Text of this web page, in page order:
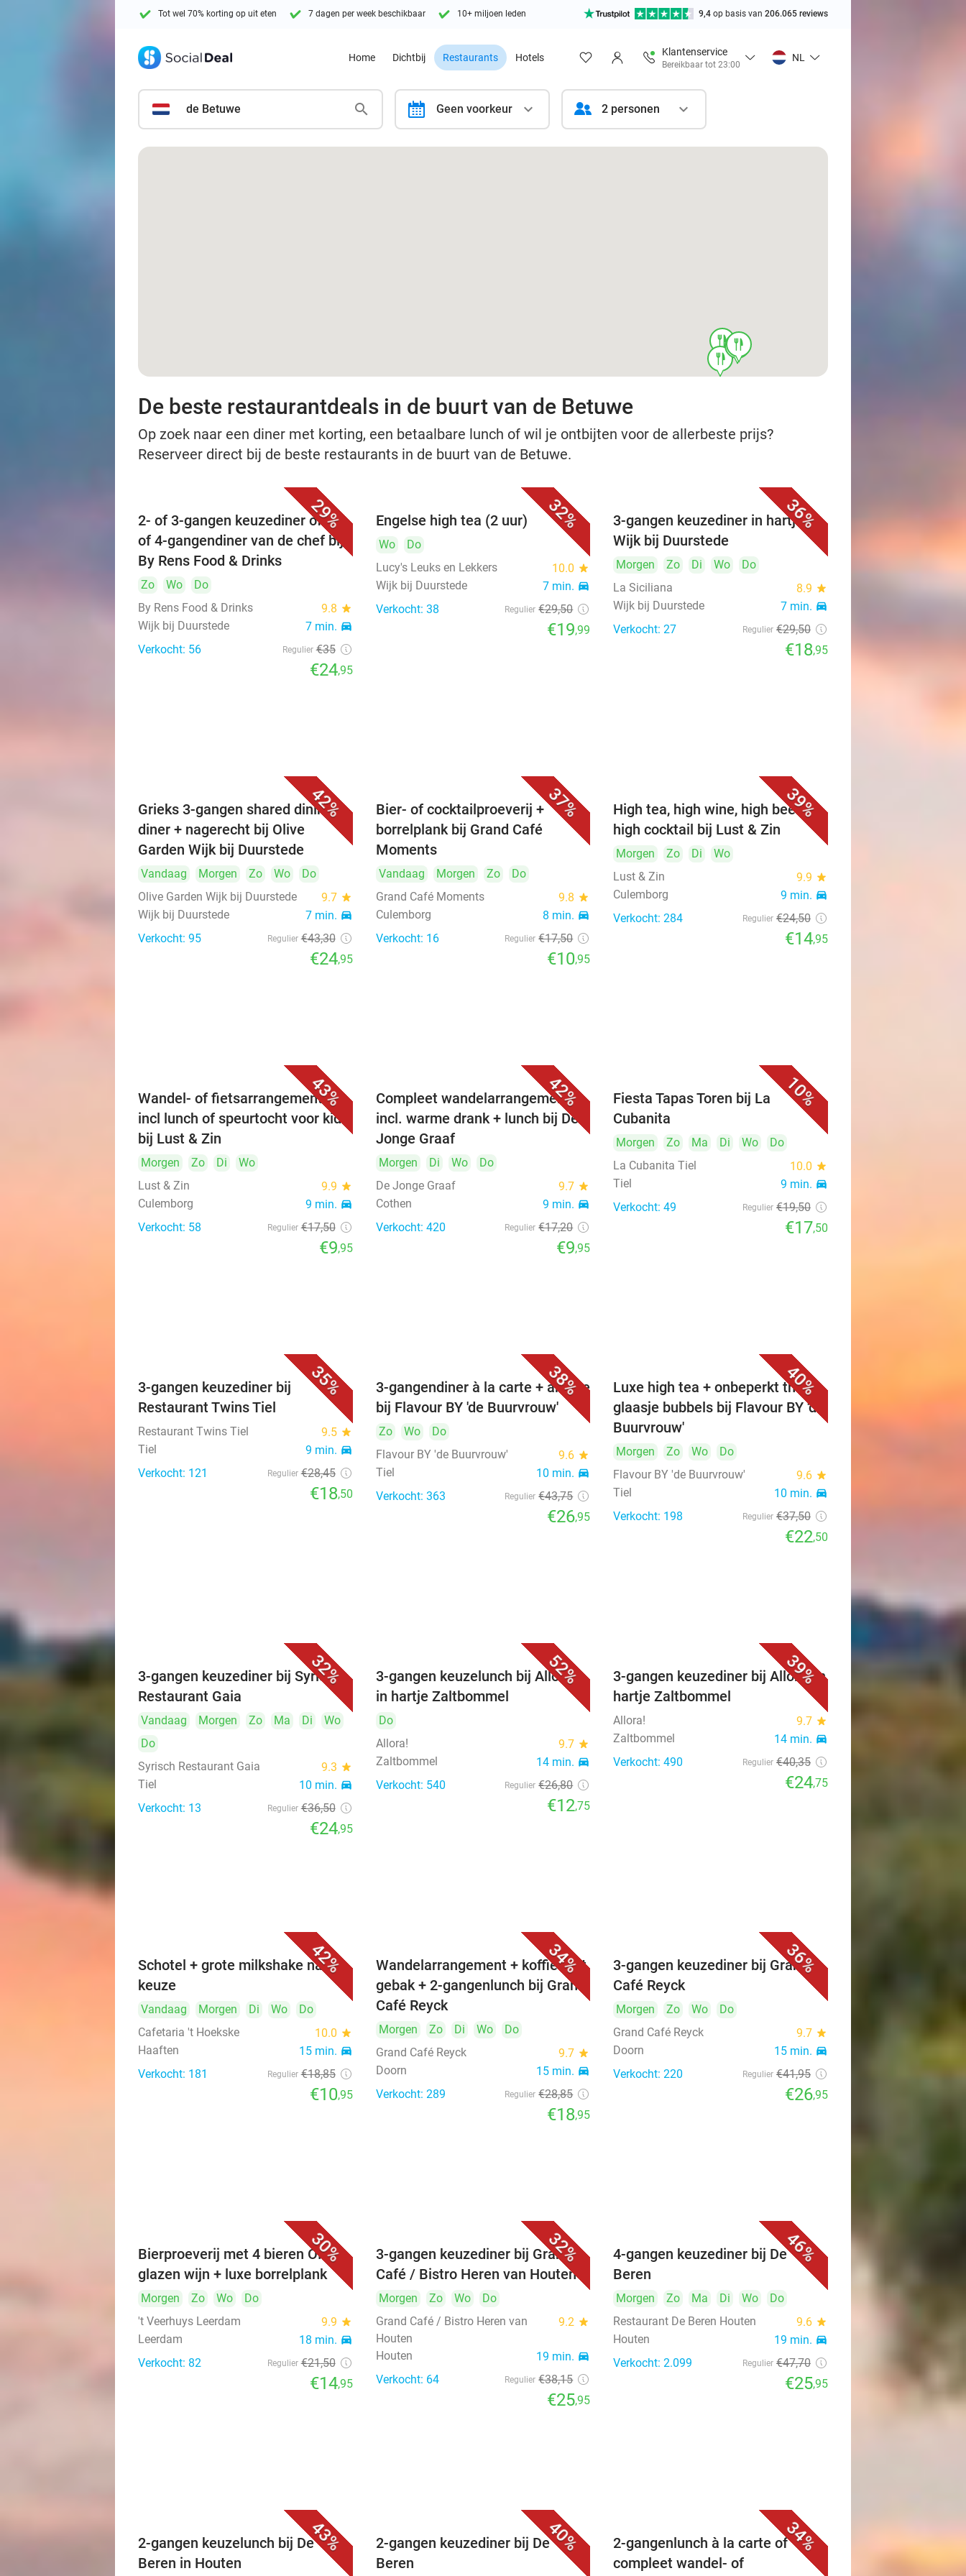
Tot wel 70% korting op uit eten 7 dagen per week beschikbaar 10+ miljoen leden 9,4 op basis van 206.065 reviews
Home Dichtbij Restaurants Hotels
Klantenservice
Bereikbaar tot 23:00
NL
de Betuwe calendar Geen voorkeur 2 personen
food
food
food
food
De beste restaurantdeals in de buurt van de Betuwe
Op zoek naar een diner met korting, een betaalbare lunch of wil je ontbijten voor de allerbeste prijs?
Reserveer direct bij de beste restaurants in de buurt van de Betuwe.
29%
2- of 3-gangen keuzediner óf 3-
of 4-gangendiner van de chef bij
By Rens Food & Drinks
Zo Wo
Do
By Rens Food & Drinks
9.8 star
Wijk bij Duurstede 7 min. directions_car
Verkocht: 56 Regulier €35
€24,95
32%
Engelse high tea (2 uur)
Wo
Do
Lucy's Leuks en Lekkers
10.0 star
Wijk bij Duurstede 7 min. directions_car
Verkocht: 38 Regulier €29,50
€19,99
36%
3-gangen keuzediner in hartje
Wijk bij Duurstede
Morgen Zo Di Wo
Do
La Siciliana
8.9 star
Wijk bij Duurstede 7 min. directions_car
Verkocht: 27 Regulier €29,50
€18,95
42%
Grieks 3-gangen shared dining-
diner + nagerecht bij Olive
Garden Wijk bij Duurstede
Vandaag Morgen Zo Wo
Do
Olive Garden Wijk bij Duurstede
9.7 star
Wijk bij Duurstede 7 min. directions_car
Verkocht: 95 Regulier €43,30
€24,95
37%
Bier- of cocktailproeverij +
borrelplank bij Grand Café
Moments
Vandaag Morgen Zo
Do
Grand Café Moments
9.8 star
Culemborg 8 min. directions_car
Verkocht: 16 Regulier €17,50
€10,95
39%
High tea, high wine, high beer of
high cocktail bij Lust & Zin
Morgen Zo Di
Wo
Lust & Zin
9.9 star
Culemborg 9 min. directions_car
Verkocht: 284 Regulier €24,50
€14,95
43%
Wandel- of fietsarrangement evt.
incl lunch of speurtocht voor kids
bij Lust & Zin
Morgen Zo Di
Wo
Lust & Zin
9.9 star
Culemborg 9 min. directions_car
Verkocht: 58 Regulier €17,50
€9,95
42%
Compleet wandelarrangement
incl. warme drank + lunch bij De
Jonge Graaf
Morgen Di Wo
Do
De Jonge Graaf
9.7 star
Cothen 9 min. directions_car
Verkocht: 420 Regulier €17,20
€9,95
10%
Fiesta Tapas Toren bij La
Cubanita
Morgen Zo Ma Di Wo
Do
La Cubanita Tiel
10.0 star
Tiel 9 min. directions_car
Verkocht: 49 Regulier €19,50
€17,50
35%
3-gangen keuzediner bij
Restaurant Twins Tiel
Restaurant Twins Tiel 9.5 star
Tiel 9 min. directions_car
Verkocht: 121 Regulier €28,45
€18,50
38%
3-gangendiner à la carte + amuse
bij Flavour BY 'de Buurvrouw'
Zo Wo
Do
Flavour BY 'de Buurvrouw'
9.6 star
Tiel 10 min. directions_car
Verkocht: 363 Regulier €43,75
€26,95
40%
Luxe high tea + onbeperkt thee +
glaasje bubbels bij Flavour BY 'de
Buurvrouw'
Morgen Zo Wo
Do
Flavour BY 'de Buurvrouw'
9.6 star
Tiel 10 min. directions_car
Verkocht: 198 Regulier €37,50
€22,50
32%
3-gangen keuzediner bij Syrisch
Restaurant Gaia
Vandaag Morgen Zo Ma Di
Wo
Do
Syrisch Restaurant Gaia
9.3 star
Tiel 10 min. directions_car
Verkocht: 13 Regulier €36,50
€24,95
52%
3-gangen keuzelunch bij Allora!
in hartje Zaltbommel
Do
Allora!
9.7 star
Zaltbommel 14 min. directions_car
Verkocht: 540 Regulier €26,80
€12,75
39%
3-gangen keuzediner bij Allora! in
hartje Zaltbommel
Allora! 9.7 star
Zaltbommel 14 min. directions_car
Verkocht: 490 Regulier €40,35
€24,75
42%
Schotel + grote milkshake naar
keuze
Vandaag Morgen Di Wo
Do
Cafetaria 't Hoekske
10.0 star
Haaften 15 min. directions_car
Verkocht: 181 Regulier €18,85
€10,95
34%
Wandelarrangement + koffie met
gebak + 2-gangenlunch bij Grand
Café Reyck
Morgen Zo Di Wo
Do
Grand Café Reyck
9.7 star
Doorn 15 min. directions_car
Verkocht: 289 Regulier €28,85
€18,95
36%
3-gangen keuzediner bij Grand
Café Reyck
Morgen Zo Wo
Do
Grand Café Reyck
9.7 star
Doorn 15 min. directions_car
Verkocht: 220 Regulier €41,95
€26,95
30%
Bierproeverij met 4 bieren OF 2
glazen wijn + luxe borrelplank
Morgen Zo Wo
Do
't Veerhuys Leerdam
9.9 star
Leerdam 18 min. directions_car
Verkocht: 82 Regulier €21,50
€14,95
32%
3-gangen keuzediner bij Grand
Café / Bistro Heren van Houten
Morgen Zo Wo
Do
Grand Café / Bistro Heren van
Houten
9.2 star
Houten 19 min. directions_car
Verkocht: 64 Regulier €38,15
€25,95
46%
4-gangen keuzediner bij De
Beren
Morgen Zo Ma Di Wo
Do
Restaurant De Beren Houten
9.6 star
Houten 19 min. directions_car
Verkocht: 2.099 Regulier €47,70
€25,95
43%
2-gangen keuzelunch bij De
Beren in Houten
40%
2-gangen keuzediner bij De
Beren
34%
2-gangenlunch à la carte of
compleet wandel- of